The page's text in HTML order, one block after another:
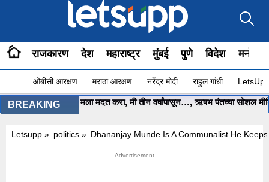
राजकारण देश महाराष्ट्र मुंबई पुणे विदेश
ओबीसी आरक्षण मराठा आरक्षण नरेंद्र मोदी राहुल गांधी
BREAKING
मुख्यमंत्री साहेब.. मला मदत करा, मी तीन वर्षांपासून…, ऋषभ पंतच्या सोशल
Letsupp » politics » Dhananjay Munde Is A Communalist He